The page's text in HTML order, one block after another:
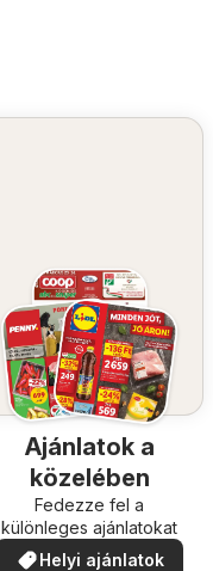
Ajánlatok a
közelében
Fedezze fel a
különleges ajánlatokat
Helyi ajánlatok